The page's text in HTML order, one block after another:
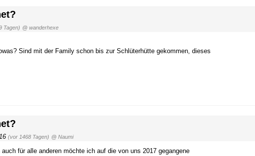
Tagen) @ wanderhexe
Sind mit der Family schon bis zur Schlüterhütte gekommen, dieses
(vor 1468 Tagen) @ Naumi
für alle anderen möchte ich auf die von uns 2017 gegangene